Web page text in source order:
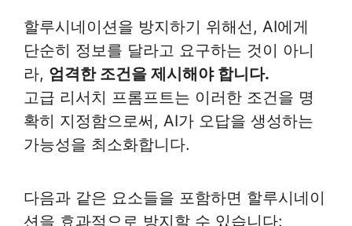
할루시네이션을 방지하기 위해선, AI에게
단순히 정보를 달라고 요구하는 것이 아니
라, 엄격한 조건을 제시해야 합니다.
고급 리서치 프롬프트는 이러한 조건을 명
확히 지정함으로써, AI가 오답을 생성하는
가능성을 최소화합니다.
다음과 같은 요소들을 포함하면 할루시네이
션을 효과적으로 방지할 수 있습니다: